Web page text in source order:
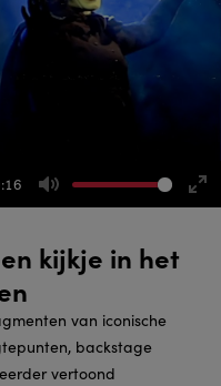
Mute
kijkje in het
van iconische
backstage
vertoond